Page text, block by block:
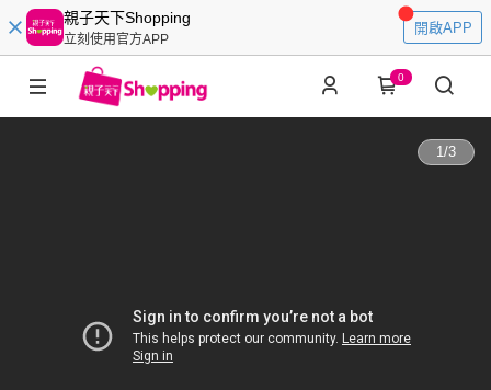
親子天下Shopping
立刻使用官方APP
開啟APP
0
1/3